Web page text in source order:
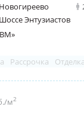
Новогиреево
Шоссе Энтузиастов
Рассрочка
м2